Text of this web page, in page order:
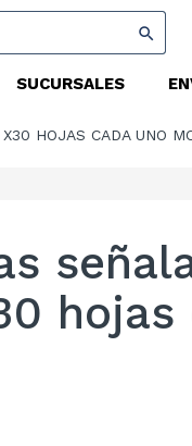

SUCURSALES
HOJAS CADA UNO
hojas